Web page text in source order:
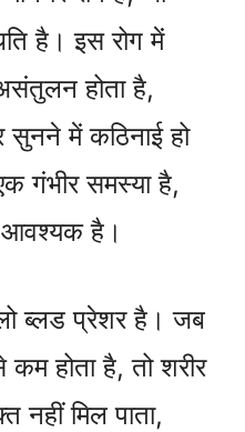
है। इस रोग में
होता है,
में कठिनाई हो
गंभीर समस्या है,
आवश्यक है।
ब्लड प्रेशर है। जब
कम होता है, तो शरीर
नहीं मिल पाता,